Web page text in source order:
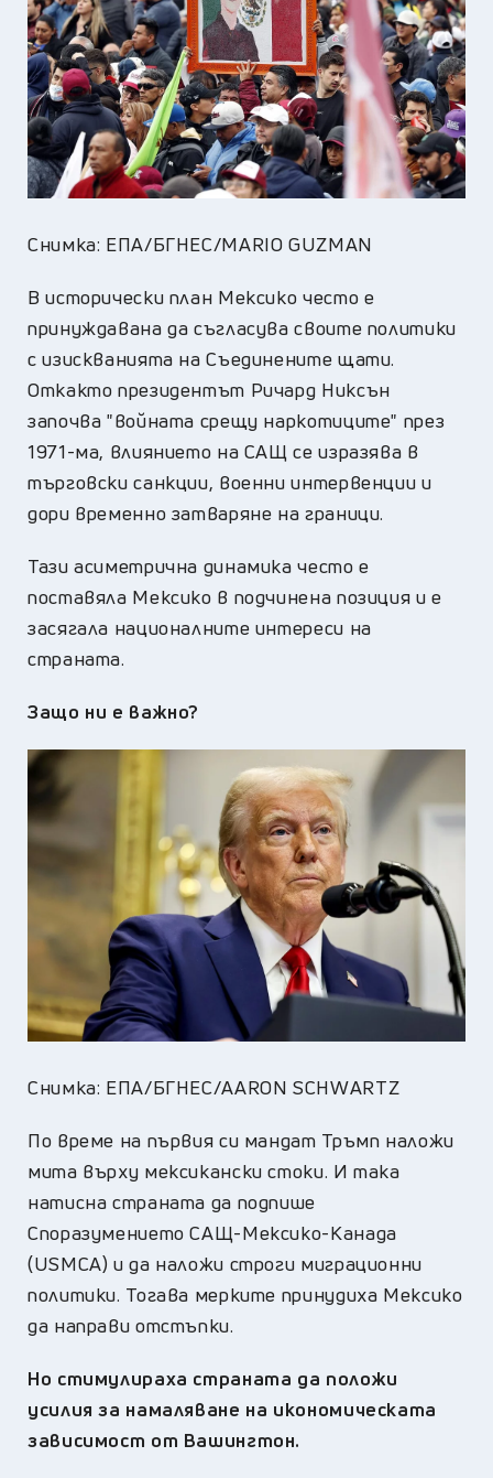
Снимка: ЕПА/БГНЕС/MARIO GUZMAN
В исторически план Мексико често е
принуждавана да съгласува своите политики
с изискванията на Съединените щати.
Откакто президентът Ричард Никсън
започва "войната срещу наркотиците" през
1971-ма, влиянието на САЩ се изразява в
търговски санкции, военни интервенции и
дори временно затваряне на граници.
Тази асиметрична динамика често е
поставяла Мексико в подчинена позиция и е
засягала националните интереси на
страната.
Защо ни е важно?
Снимка: ЕПА/БГНЕС/AARON SCHWARTZ
По време на първия си мандат Тръмп наложи
мита върху мексикански стоки. И така
натисна страната да подпише
Споразумението САЩ-Мексико-Канада
(USMCA) и да наложи строги миграционни
политики. Тогава мерките принудиха Мексико
да направи отстъпки.
Но стимулираха страната да положи
усилия за намаляване на икономическата
зависимост от Вашингтон.